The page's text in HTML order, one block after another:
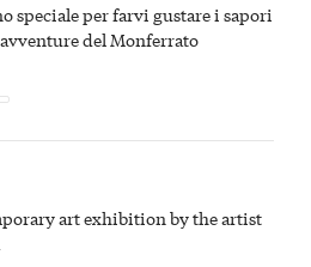
speciale per farvi gustare i sapori
del Monferrato
art exhibition by the artist